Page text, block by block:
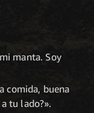
manta. Soy
comida, buena
tu lado?».